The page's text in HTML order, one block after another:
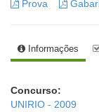
Prova
Informações
Concurso:
UNIRIO - 2009